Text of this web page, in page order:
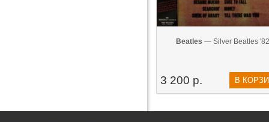
Beatles — Silver Beatles '82
3 200 р. В